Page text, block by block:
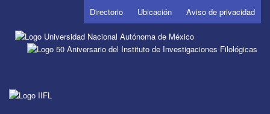
Directorio Ubicación Aviso de privacidad